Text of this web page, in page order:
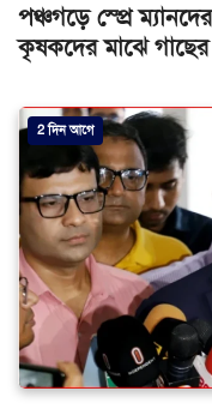
পঞ্চগড়ে স্প্রে
কৃষকদের মাঝে গাছের
2 দিন আগে